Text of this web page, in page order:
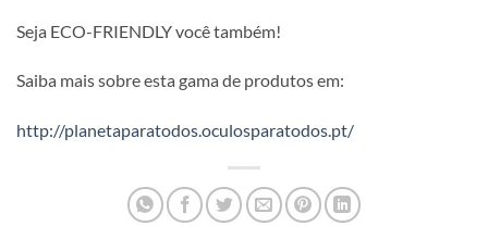
Seja ECO-FRIENDLY você também!
Saiba mais sobre esta gama de produtos em:
http://planetaparatodos.oculosparatodos.pt/